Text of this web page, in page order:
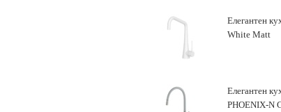
Елегантен
White Matt
Елегантен
PHOENIX-N